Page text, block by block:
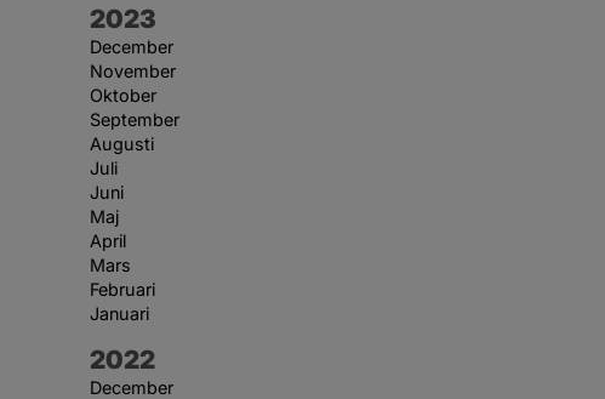
År:
2023
December
November
Oktober
September
Augusti
Juli
Juni
Maj
April
Mars
Februari
Januari
År:
2022
December